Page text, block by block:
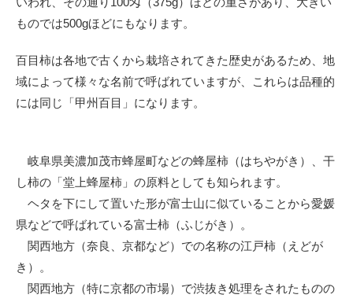
ものでは500gほどにもなります。
百目柿は各地で古くから栽培されてきた歴史があるため、地
域によって様々な名前で呼ばれていますが、これらは品種的
には同じ「甲州百目」になります。
岐阜県美濃加茂市蜂屋町などの蜂屋柿（はちやがき）、干
し柿の「堂上蜂屋柿」の原料としても知られます。
ヘタを下にして置いた形が富士山に似ていることから愛媛
県などで呼ばれている富士柿（ふじがき）。
関西地方（奈良、京都など）での名称の江戸柿（えどが
き）。
関西地方（特に京都の市場）で渋抜き処理をされたものの